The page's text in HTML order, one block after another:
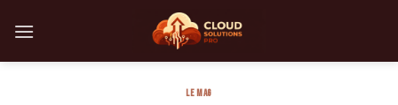
LE MAG